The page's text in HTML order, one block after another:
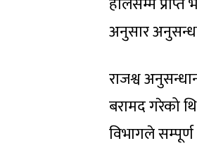
अनुसार
राजश्व
बरामद गरेको
विभागले